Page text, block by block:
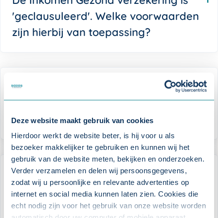
Deze website maakt gebruik van cookies
Hierdoor werkt de website beter, is hij voor u als
bezoeker makkelijker te gebruiken en kunnen wij het
gebruik van de website meten, bekijken en onderzoeken.
Verder verzamelen en delen wij persoonsgegevens,
zodat wij u persoonlijke en relevante advertenties op
internet en social media kunnen laten zien. Cookies die
echt nodig zijn voor het gebruik van onze website worden
'geclausuleerd'. Welke voorwaarden
zijn hierbij van toepassing?
Heeft een deels arbeidsongeschikte
medewerker recht op een Inkomen
Gezond-uitkering?
Kan mijn medewerker de betaalde
premie aftrekken van de
inkomstenbelasting?